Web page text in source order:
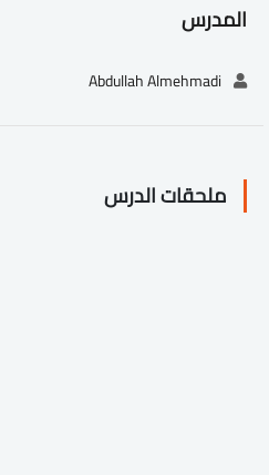
المدرس
ملحقات الدرس